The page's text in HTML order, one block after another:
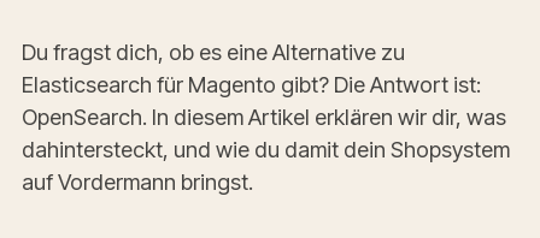
Du fragst dich, ob es eine Alternative zu
Elasticsearch für Magento gibt? Die Antwort ist:
OpenSearch. In diesem Artikel erklären wir dir, was
dahintersteckt, und wie du damit dein Shopsystem
auf Vordermann bringst.